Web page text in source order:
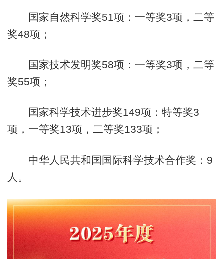
国家自然科学奖51项：一等奖3项，二等
奖48项；
国家技术发明奖58项：一等奖3项，二等
奖55项；
国家科学技术进步奖149项：特等奖3
项，一等奖13项，二等奖133项；
中华人民共和国国际科学技术合作奖：9
人。